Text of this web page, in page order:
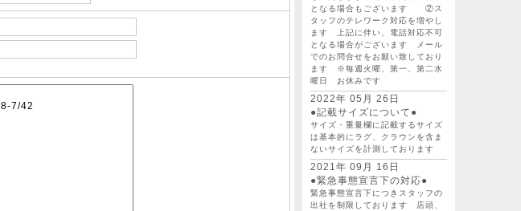
となる場合もございます ②ス
タッフのテレワーク対応を増やし
ます 上記に伴い、電話対応不可
となる場合がございます メール
でのお問合せをお願い致しており
ます ※毎週火曜、第一、第二水
曜日 お休みです
2022年 05月 26日
●記載サイズについて●
サイズ・重量欄に記載するサイズ
は基本的にラグ、クラウンを含ま
ないサイズを計測しております
2021年 09月 16日
●緊急事態宣言下の対応●
緊急事態宣言下につきスタッフの
出社を制限しております 店頭、